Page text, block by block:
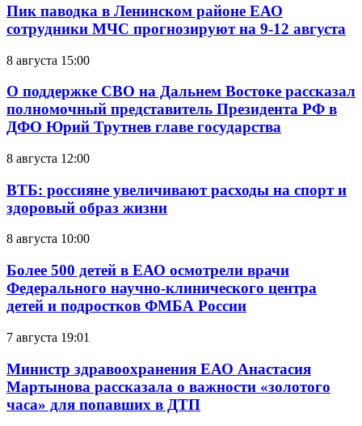
Пик паводка в Ленинском районе ЕАО
сотрудники МЧС прогнозируют на 9-12 августа
8 августа 15:00
О поддержке СВО на Дальнем Востоке рассказал
полномочный представитель Президента РФ в
ДФО Юрий Трутнев главе государства
8 августа 12:00
ВТБ: россияне увеличивают расходы на спорт и
здоровый образ жизни
8 августа 10:00
Более 500 детей в ЕАО осмотрели врачи
Федерального научно-клинического центра
детей и подростков ФМБА России
7 августа 19:01
Министр здравоохранения ЕАО Анастасия
Мартынова рассказала о важности «золотого
часа» для попавших в ДТП